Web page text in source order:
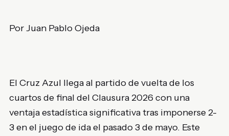
Por Juan Pablo Ojeda
El Cruz Azul llega al partido de vuelta de los
cuartos de final del Clausura 2026 con una
ventaja estadística significativa tras imponerse 2-
3 en el juego de ida el pasado 3 de mayo. Este